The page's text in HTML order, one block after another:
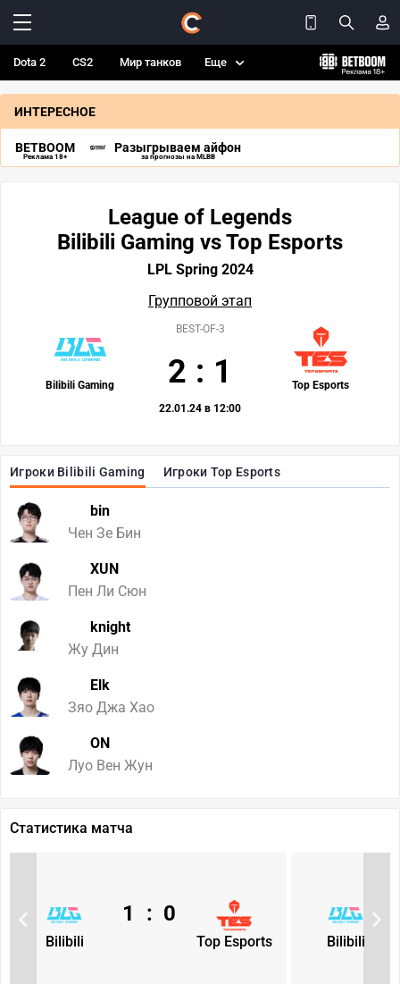
Dota 2 CS2 Мир танков Еще
ИНТЕРЕСНОЕ
BETBOOM
Реклама 18+
Разыгрываем айфон
за прогнозы на MLBB
Игроки Bilibili Gaming Игроки Top Esports
bin
Чен Зе Бин
XUN
Пен Ли Сюн
knight
Жу Дин
Elk
Зяо Джа Хао
ON
Луо Вен Жун
League of Legends
Bilibili Gaming vs Top Esports
LPL Spring 2024
Групповой этап
Bilibili Gaming Top Esports
BEST-OF-3
2 : 1
22.01.24 в 12:00
Статистика матча
Bilibili Top Esports
1 : 0
Bilibili